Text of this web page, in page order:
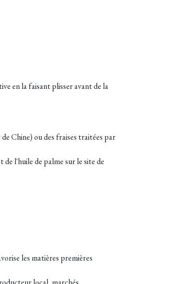
en la faisant plisser avant de la
Chine) ou des fraises traitées par
l'huile de palme sur le site de
les matières premières